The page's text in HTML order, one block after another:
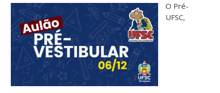
O Pré-
UFSC,